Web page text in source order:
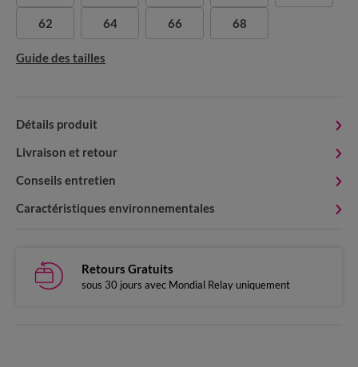
62 64 66 68
Guide des tailles
Détails produit
Livraison et retour
Conseils entretien
Caractéristiques environnementales
Retours Gratuits
sous 30 jours avec Mondial Relay uniquement